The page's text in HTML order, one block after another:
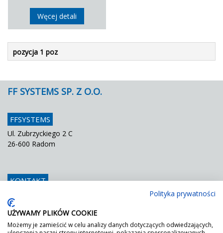
Węcej detali
pozycja 1 poz
FF SYSTEMS SP. Z O.O.
FFSYSTEMS
Ul. Zubrzyckiego 2 C
26-600 Radom
KONTAKT
Fax
E mail
info@ffsystems.pl
Polityka prywatności
UŻYWAMY PLIKÓW COOKIE
Możemy je zamieścić w celu analizy danych dotyczących odwiedzających,